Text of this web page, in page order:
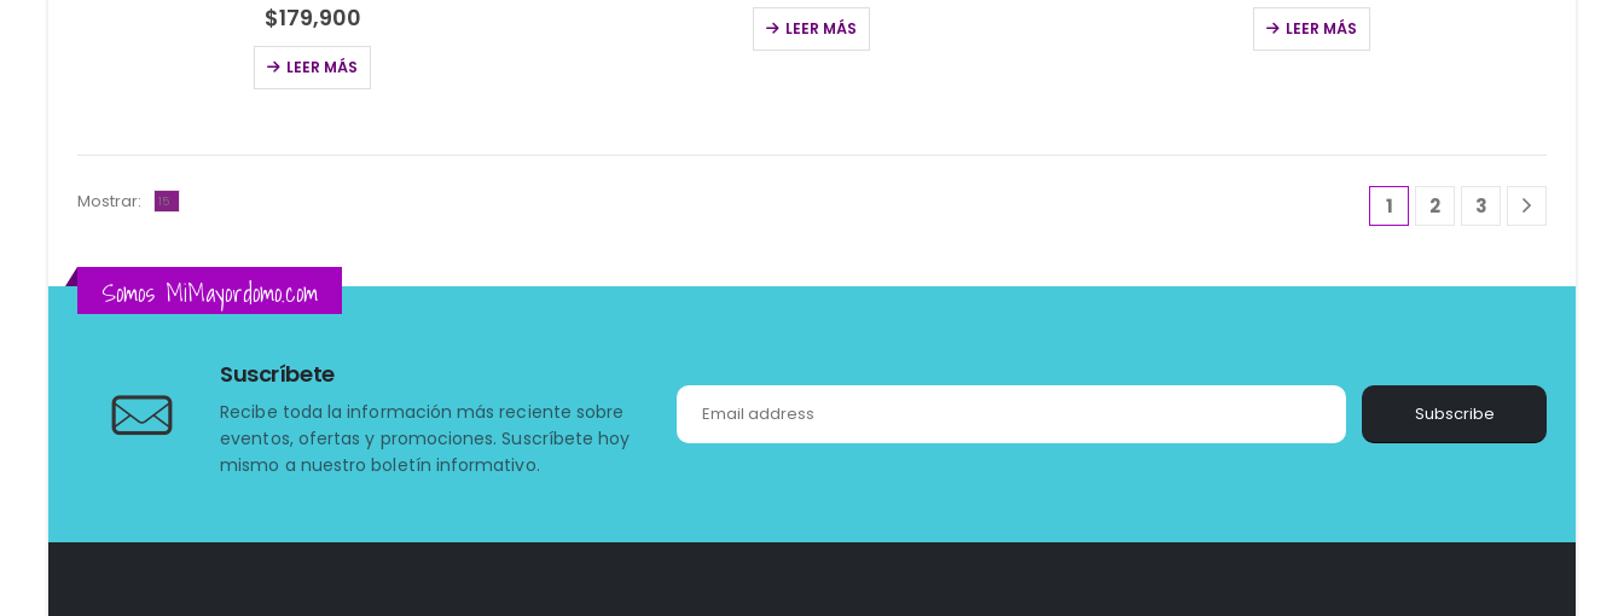
$179,900
LEER MÁS
LEER MÁS LEER MÁS
Mostrar: 1 2 3
Somos MiMayordomo.com
Suscríbete
Recibe toda la información más reciente sobre
eventos, ofertas y promociones. Suscríbete hoy
mismo a nuestro boletín informativo.
Subscribe